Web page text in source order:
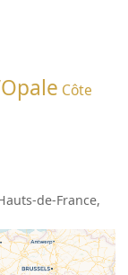
Côte
de-France,